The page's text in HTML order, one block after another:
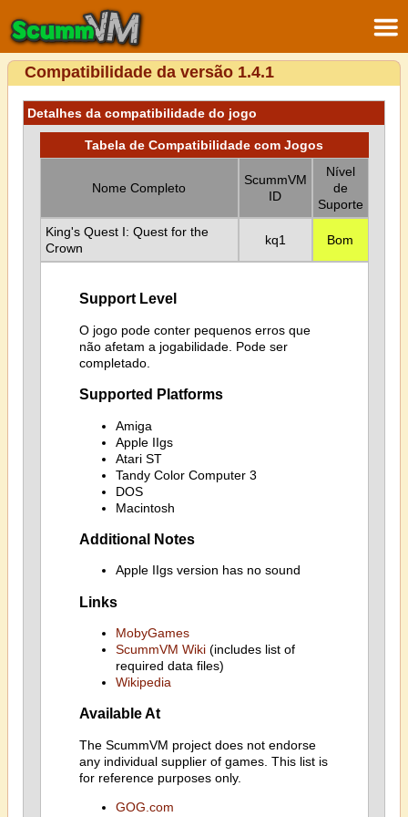
Compatibilidade da versão 1.4.1
Detalhes da compatibilidade do jogo
Tabela de Compatibilidade com Jogos
Nome Completo
ScummVM
ID
Nível
de
Suporte
King's Quest I: Quest for the
Crown
kq1 Bom
Support Level
O jogo pode conter pequenos erros que
não afetam a jogabilidade. Pode ser
completado.
Supported Platforms
Amiga
Apple IIgs
Atari ST
Tandy Color Computer 3
DOS
Macintosh
Additional Notes
Apple IIgs version has no sound
Links
MobyGames
ScummVM Wiki(includes list of
required data files)
Wikipedia
Available At
The ScummVM project does not endorse
any individual supplier of games. This list is
for reference purposes only.
GOG.com